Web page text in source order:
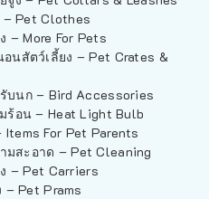
– Pet Clothes
– More For Pets
นสัตว์เลี้ยง – Pet Crates &
บนก – Bird Accessories
ร้อน – Heat Light Bulb
For Pet Parents
สะอาด – Pet Cleaning
– Pet Carriers
– Pet Prams